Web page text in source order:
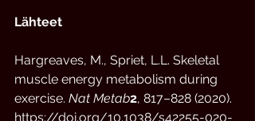
Lähteet
Hargreaves, M., Spriet, L.L. Skeletal
muscle energy metabolism during
exercise. Nat Metab2, 817–828 (2020).
https://doi.org/10.1038/s42255-020-